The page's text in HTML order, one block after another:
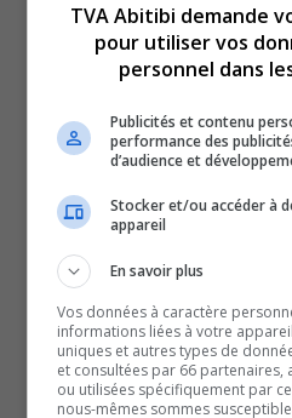
Nouveau projet pour
situation d’itinérance.
Le CISSS-AT se veut
QUESTION DU JOUR
TVA Abitibi demande
pour utiliser vos
personnel dans
Publicités et contenu
performance des
d’audience et
Stocker et/ou accéder à
appareil
En savoir plus
Vos données à caractère
informations liées à votre
uniques et autres types de
et consultées par 66 partenaires,
ou utilisées spécifiquement par
nous-mêmes sommes